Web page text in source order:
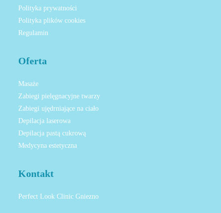
Polityka prywatności
Polityka plików cookies
Regulamin
Oferta
Masaże
Zabiegi pielęgnacyjne twarzy
Zabiegi ujędrniające na ciało
Depilacja laserowa
Depilacja pastą cukrową
Medycyna estetyczna
Kontakt
Perfect Look Clinic Gniezno